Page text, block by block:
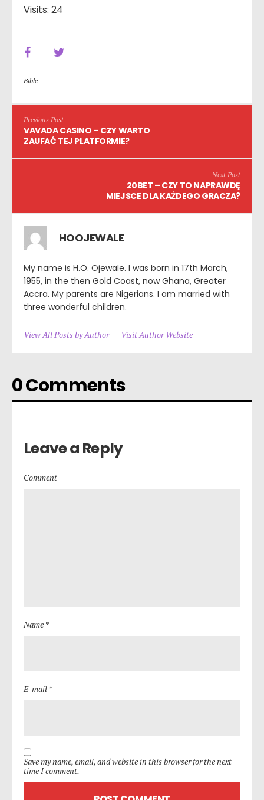
Visits: 24
Bible
Previous Post
VAVADA CASINO – CZY WARTO
ZAUFAĆ TEJ PLATFORMIE?
Next Post
20BET – CZY TO NAPRAWDĘ
MIEJSCE DLA KAŻDEGO GRACZA?
HOOJEWALE
My name is H.O. Ojewale. I was born in 17th March,
1955, in the then Gold Coast, now Ghana, Greater
Accra. My parents are Nigerians. I am married with
three wonderful children.
View All Posts by Author Visit Author Website
0 Comments
Leave a Reply
Comment
Name *
E-mail *
Save my name, email, and website in this browser for the next
time I comment.